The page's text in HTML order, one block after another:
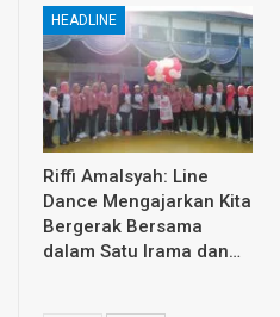
HEADLINE
Riffi Amalsyah: Line
Dance Mengajarkan Kita
Bergerak Bersama
dalam Satu Irama dan…